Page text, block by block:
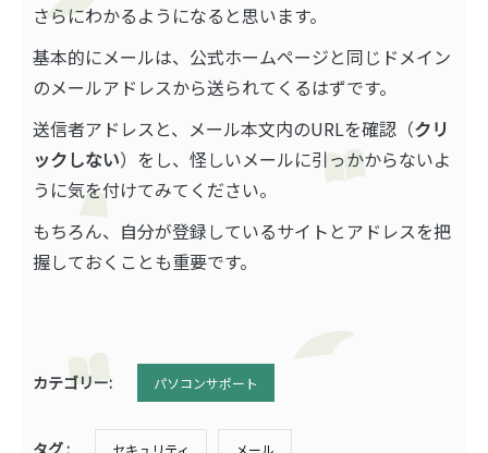
さらにわかるようになると思います。
基本的にメールは、公式ホームページと同じドメイン
のメールアドレスから送られてくるはずです。
送信者アドレスと、メール本文内のURLを確認（クリ
ックしない）をし、怪しいメールに引っかからないよ
うに気を付けてみてください。
もちろん、自分が登録しているサイトとアドレスを把
握しておくことも重要です。
カテゴリー: パソコンサポート